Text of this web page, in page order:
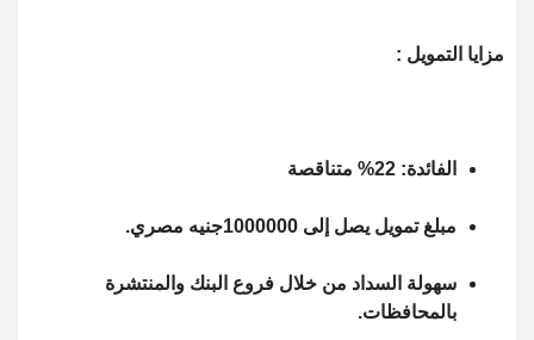
مزايا التمويل :
الفائدة: 22% متناقصة
مبلغ تمويل يصل إلى 1000000جنيه مصري.
سهولة السداد من خلال فروع البنك والمنتشرة
بالمحافظات.